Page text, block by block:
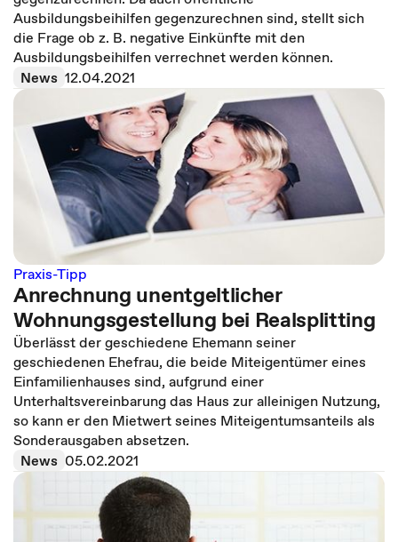
Ausbildungsbeihilfen gegenzurechnen sind, stellt sich
die Frage ob z. B. negative Einkünfte mit den
Ausbildungsbeihilfen verrechnet werden können.
News 12.04.2021
Praxis-Tipp
Anrechnung unentgeltlicher
Wohnungsgestellung bei Realsplitting
Überlässt der geschiedene Ehemann seiner
geschiedenen Ehefrau, die beide Miteigentümer eines
Einfamilienhauses sind, aufgrund einer
Unterhaltsvereinbarung das Haus zur alleinigen Nutzung,
so kann er den Mietwert seines Miteigentumsanteils als
Sonderausgaben absetzen.
News 05.02.2021